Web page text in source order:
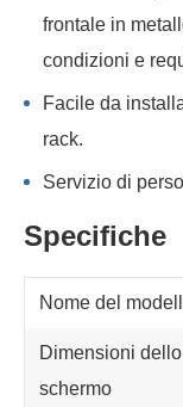
frontale in
condizioni e
Facile da
rack.
Servizio di
Specifiche
Nome del
Dimensioni dello
schermo